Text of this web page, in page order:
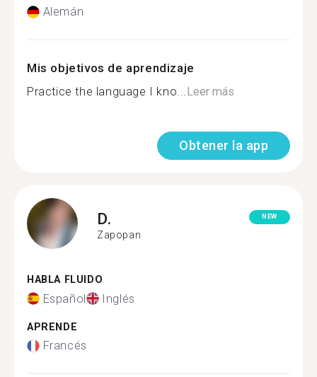
Alemán
Mis objetivos de aprendizaje
Practice the language I kno...Leer más
Obtener la app
D.
Zapopan
NEW
HABLA FLUIDO
Español Inglés
APRENDE
Francés